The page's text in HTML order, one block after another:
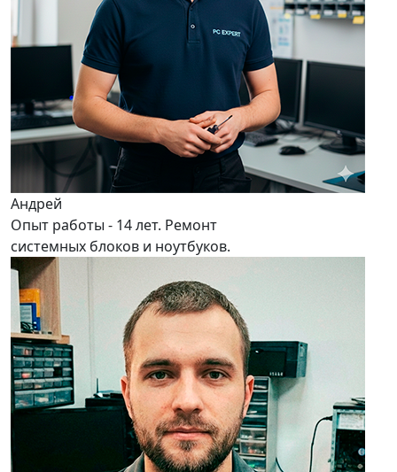
Андрей
Опыт работы - 14 лет. Ремонт
системных блоков и ноутбуков.